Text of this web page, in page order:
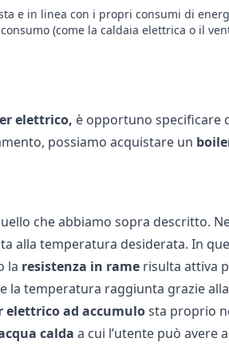
e in linea con i propri consumi di
(come la caldaia elettrica o il
elettrico, è opportuno specificare
possiamo acquistare un
che abbiamo sopra descritto.
alla temperatura desiderata. In
la resistenza in rame risulta attiva
la temperatura raggiunta grazie alla
elettrico ad accumulosta proprio
calda a cui l’utente può avere